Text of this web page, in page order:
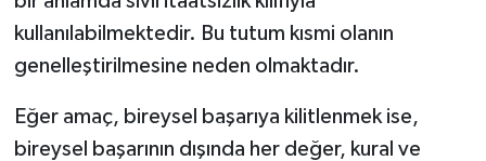
kullanılabilmektedir. Bu tutum kısmi olanın
genelleştirilmesine neden olmaktadır.
Eğer amaç, bireysel başarıya kilitlenmek ise,
bireysel başarının dışında her değer, kural ve